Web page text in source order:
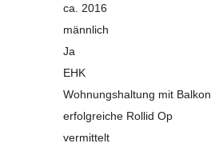
ca. 2016
männlich
Ja
EHK
Wohnungshaltung mit Balkon
erfolgreiche Rollid Op
vermittelt